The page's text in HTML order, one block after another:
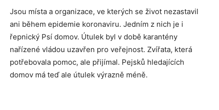
Jsou místa a organizace, ve kterých se život nezastavil
ani během epidemie koronaviru. Jedním z nich je i
řepnický Psí domov. Útulek byl v době karantény
nařízené vládou uzavřen pro veřejnost. Zvířata, která
potřebovala pomoc, ale přijímal. Pejsků hledajících
domov má teď ale útulek výrazně méně.